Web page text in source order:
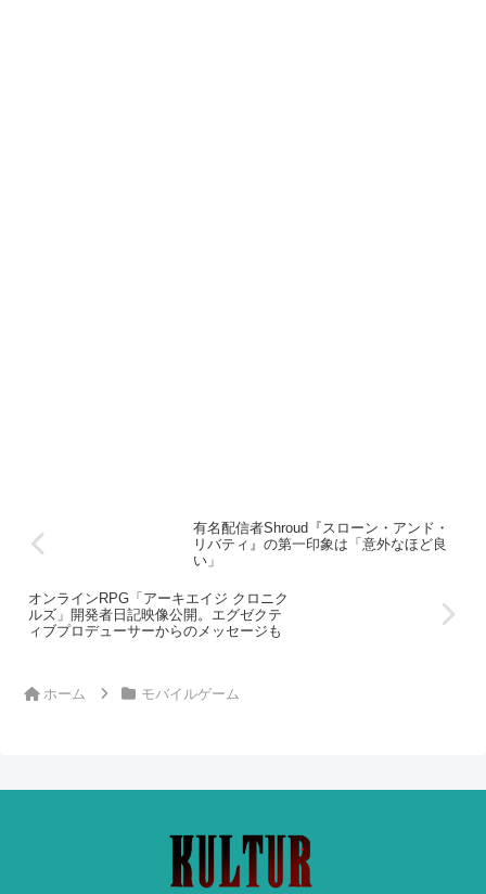
有名配信者Shroud『スローン・アンド・
リバティ』の第一印象は「意外なほど良
い」
オンラインRPG「アーキエイジ クロニク
ルズ」開発者日記映像公開。エグゼクテ
ィブプロデューサーからのメッセージも
ホーム モバイルゲーム